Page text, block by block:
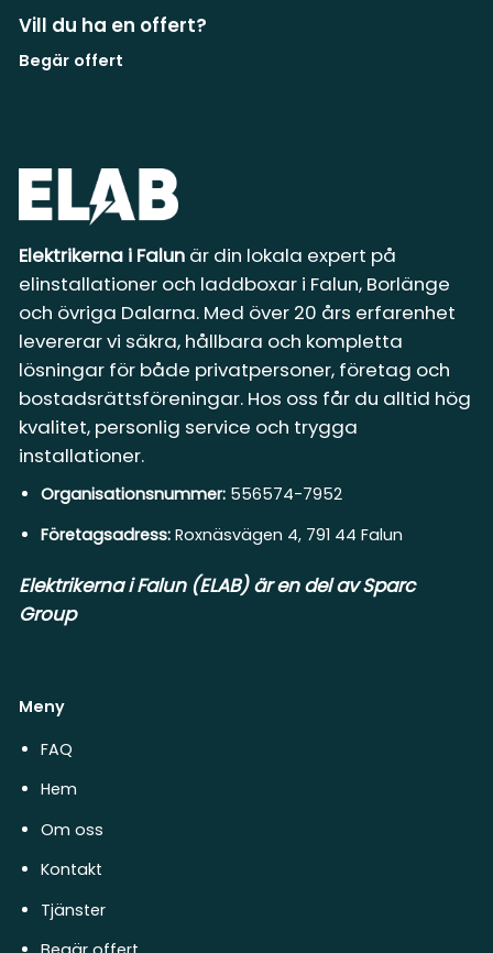
Vill du ha en offert?
Begär offert
Elektrikerna i Falunär din lokala expert på
elinstallationer och laddboxar i Falun, Borlänge
och övriga Dalarna. Med över 20 års erfarenhet
levererar vi säkra, hållbara och kompletta
lösningar för både privatpersoner, företag och
bostadsrättsföreningar. Hos oss får du alltid hög
kvalitet, personlig service och trygga
installationer.
Organisationsnummer: 556574-7952
Företagsadress: Roxnäsvägen 4, 791 44 Falun
Elektrikerna i Falun (ELAB) är en del av Sparc
Group
Meny
FAQ
Hem
Om oss
Kontakt
Tjänster